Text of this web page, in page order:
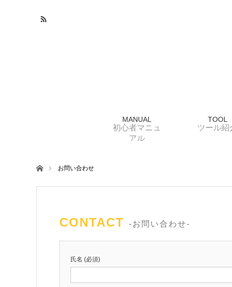
MANUAL
初心者マニュ
アル
TOOL
ツール紹
ホームお問い合わせ
CONTACT -お問い合わせ-
氏名 (必須)